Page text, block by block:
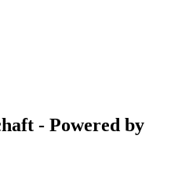
- Powered by